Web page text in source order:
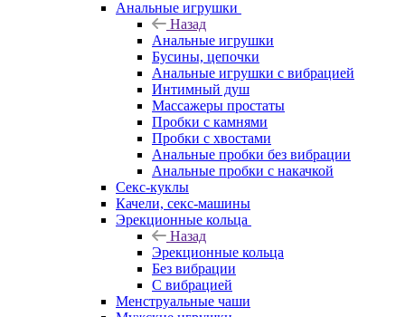
Анальные игрушки
Назад
Анальные игрушки
Бусины, цепочки
Анальные игрушки с вибрацией
Интимный душ
Массажеры простаты
Пробки с камнями
Пробки с хвостами
Анальные пробки без вибрации
Анальные пробки с накачкой
Секс-куклы
Качели, секс-машины
Эрекционные кольца
Назад
Эрекционные кольца
Без вибрации
С вибрацией
Менструальные чаши